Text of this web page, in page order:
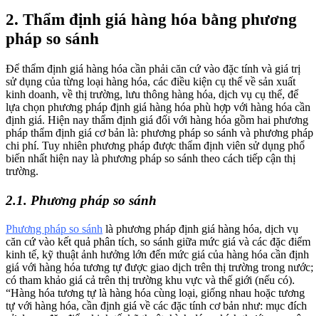
2. Thẩm định giá hàng hóa bằng phương
pháp so sánh
Để thẩm định giá hàng hóa cần phải căn cứ vào đặc tính và giá trị
sử dụng của từng loại hàng hóa, các điều kiện cụ thể về sản xuất
kinh doanh, về thị trường, lưu thông hàng hóa, dịch vụ cụ thể, để
lựa chọn phương pháp định giá hàng hóa phù hợp với hàng hóa cần
định giá. Hiện nay thẩm định giá đối với hàng hóa gồm hai phương
pháp thẩm định giá cơ bản là: phương pháp so sánh và phương pháp
chi phí. Tuy nhiên phương pháp được thẩm định viên sử dụng phổ
biến nhất hiện nay là phương pháp so sánh theo cách tiếp cận thị
trường.
2.1. Phương pháp so sánh
Phương pháp so sánh là phương pháp định giá hàng hóa, dịch vụ
căn cứ vào kết quả phân tích, so sánh giữa mức giá và các đặc điểm
kinh tế, kỹ thuật ảnh hưởng lớn đến mức giá của hàng hóa cần định
giá với hàng hóa tương tự được giao dịch trên thị trường trong nước;
có tham khảo giá cả trên thị trường khu vực và thế giới (nếu có).
“Hàng hóa tương tự là hàng hóa cùng loại, giống nhau hoặc tương
tự với hàng hóa, cần định giá về các đặc tính cơ bản như: mục đích